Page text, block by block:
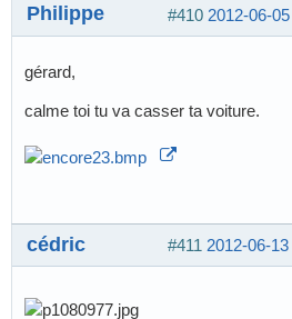
#410 2012-06-
Philippe
gérard,
calme toi tu va casser ta voiture.
#411 2012-06-
cédric